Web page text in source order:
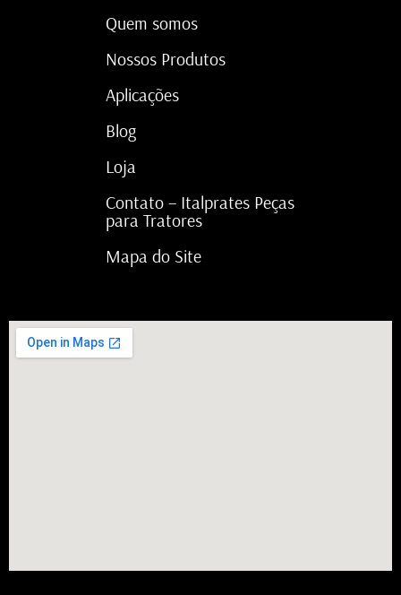
Quem somos
Nossos Produtos
Aplicações
Blog
Loja
Contato – Italprates Peças
para Tratores
Mapa do Site